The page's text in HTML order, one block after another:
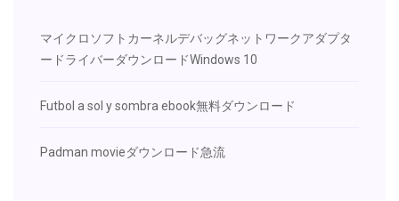
マイクロソフトカーネルデバッグネットワークアダプタ
ードライバーダウンロードWindows 10
Futbol a sol y sombra ebook無料ダウンロード
Padman movieダウンロード急流